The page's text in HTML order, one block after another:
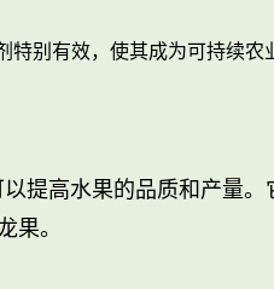
特别有效，使其成为可持续
提高水果的品质和产量
果。